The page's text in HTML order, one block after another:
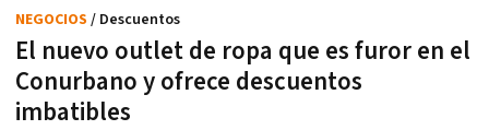
El nuevo outlet de ropa que es furor en el
Conurbano y ofrece descuentos
imbatibles
NEGOCIOS / Descuentos